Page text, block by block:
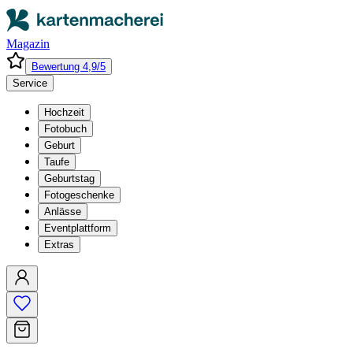
Magazin
Bewertung 4,9/5
Service
Hochzeit
Fotobuch
Geburt
Taufe
Geburtstag
Fotogeschenke
Anlässe
Eventplattform
Extras